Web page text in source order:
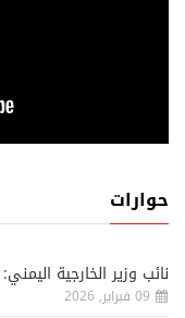
حوارات
نائب وزير الخارجية
09 فبراير, 2026